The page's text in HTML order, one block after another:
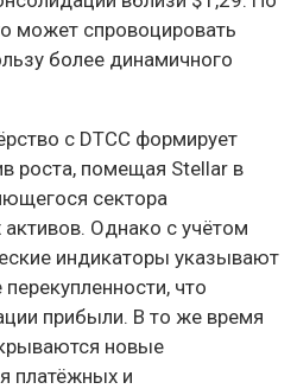
может спровоцировать
более динамичного
с DTCC формирует
роста, помещая Stellar в
сектора
Однако с учётом
индикаторы указывают
что
прибыли. В то же время
новые
платёжных и